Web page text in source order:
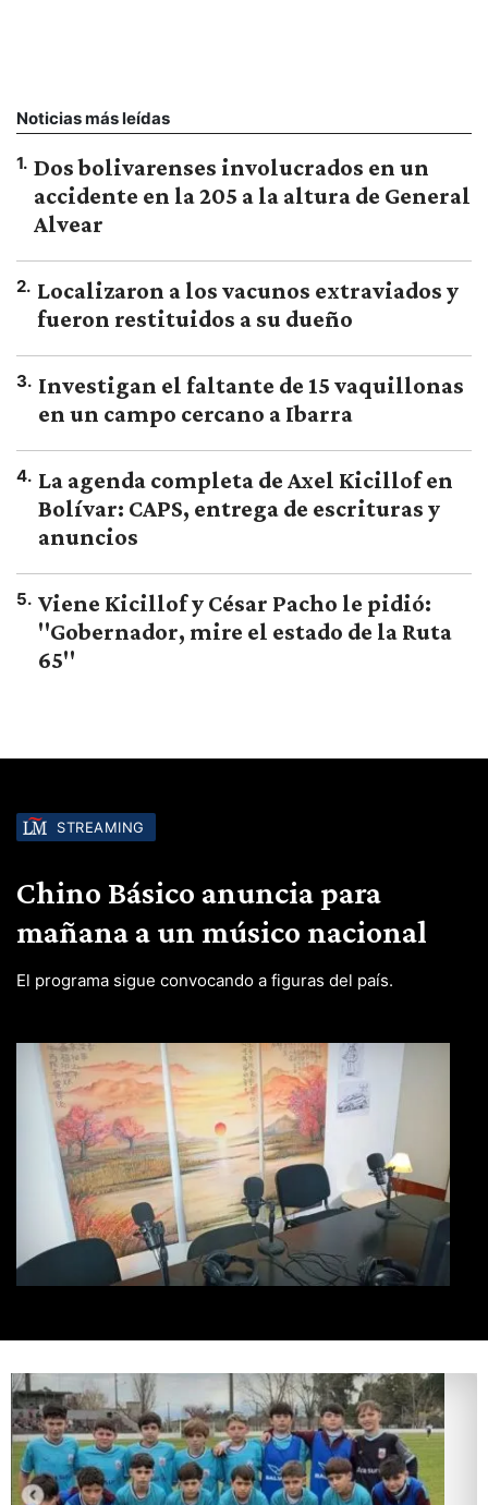
Noticias más leídas
1. Dos bolivarenses involucrados en un
accidente en la 205 a la altura de General
Alvear
2. Localizaron a los vacunos extraviados y
fueron restituidos a su dueño
3. Investigan el faltante de 15 vaquillonas
en un campo cercano a Ibarra
4. La agenda completa de Axel Kicillof en
Bolívar: CAPS, entrega de escrituras y
anuncios
5. Viene Kicillof y César Pacho le pidió:
"Gobernador, mire el estado de la Ruta
65"
STREAMING
Chino Básico anuncia para
mañana a un músico nacional
El programa sigue convocando a figuras del país.